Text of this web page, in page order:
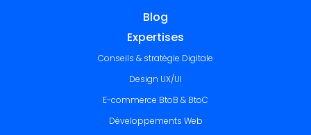
Blog
Expertises
Conseils & stratégie Digitale
Design UX/UI
E-commerce BtoB & BtoC
Développements Web